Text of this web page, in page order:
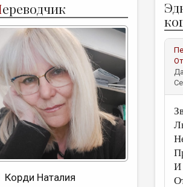
ереводчик
Корди Наталия
И